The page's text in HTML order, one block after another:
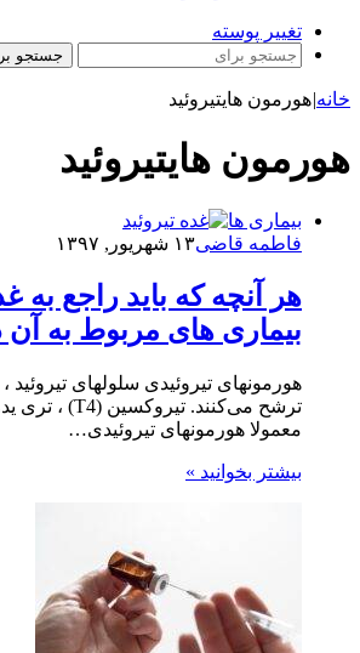
تغییر پوسته
جستجو
خانه|هورمون هایتیروئید
هورمون هایتیروئید
بیماری ها
فاطمه قاضی۱۳ شهریور, ۱۳۹۷
هر آنچه که باید راجع به
بیماری های مربوط به
هورمونهای تیروئیدی سلولهای
معمولا هورمونهای تیروئیدی…
بیشتر بخوانید »